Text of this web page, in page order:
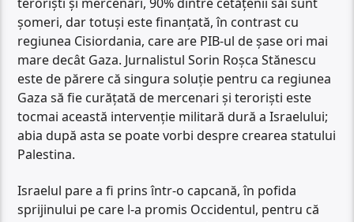
șomeri, dar totuși este finanțată, în contrast cu
regiunea Cisiordania, care are PIB-ul de șase ori mai
mare decât Gaza. Jurnalistul Sorin Roșca Stănescu
este de părere că singura soluție pentru ca regiunea
Gaza să fie curățată de mercenari și teroriști este
tocmai această intervenție militară dură a Israelului;
abia după asta se poate vorbi despre crearea statului
Palestina.
Israelul pare a fi prins într-o capcană, în pofida
sprijinului pe care l-a promis Occidentul, pentru că